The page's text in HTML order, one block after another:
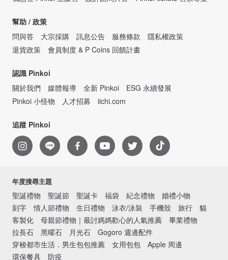
幫助 / 政策
問與答
大宗採購 訊息公告 服務條款
隱私權政策
退貨政策
會員制度 & P Coins 回饋計畫
認識 Pinkoi
關於我們
媒體報導 全新 Pinkoi
ESG 永續發展
Pinkoi 小怪物
人才招募 iichi.com
追蹤 Pinkoi
年度搜尋主題
聖誕禮物 聖誕節 聖誕卡 福袋 紀念禮物
婚禮小物
刻字
情人節禮物 生日禮物 泳衣/泳裝 手機殼 旅行
貓
客製化
母親節禮物｜最討媽媽歡心的人氣推薦
畢業禮物
拉長石
黑曜石 月光石
Gogoro 週邊配件
穿梭都市生活．男生包包推薦
女用包包
Apple 周邊
環保餐具
防疫